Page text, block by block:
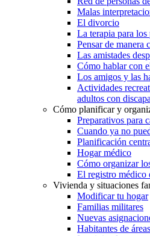
Malas
El divorcio
La terapia para los
Pensar de manera
Las amistades
Cómo hablar con
Los amigos y las
Actividades
adultos con
Cómo planificar y
Preparativos para
Cuando ya no
Planificación
Hogar médico
Cómo organizar
El registro médico
Vivienda y situaciones
Modificar tu hogar
Familias militares
Nuevas
Habitantes de